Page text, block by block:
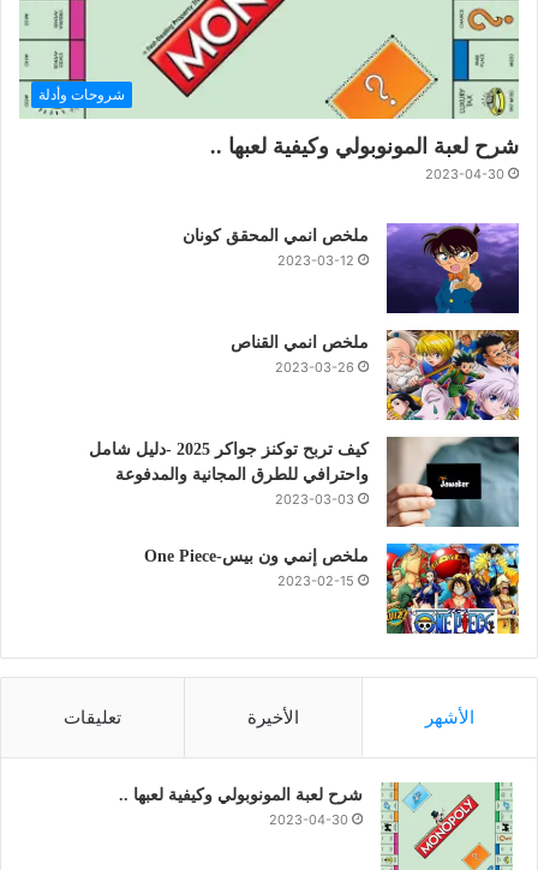
شروحات وأدلة
شرح لعبة المونوبولي وكيفية لعبها ..
2023-04-30
ملخص انمي المحقق كونان
2023-03-12
ملخص انمي القناص
2023-03-26
كيف تربح توكنز جواكر 2025 -دليل شامل
واحترافي للطرق المجانية والمدفوعة
2023-03-03
ملخص إنمي ون بيس-One Piece
2023-02-15
الأشهر الأخيرة تعليقات
شرح لعبة المونوبولي وكيفية لعبها ..
2023-04-30